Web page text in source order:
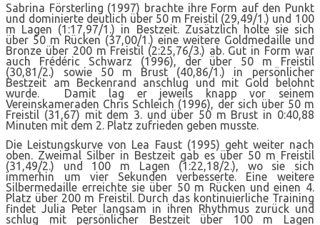
Sabrina Försterling (1997) brachte ihre Form auf den Punkt
und dominierte deutlich über 50 m Freistil (29,49/1.) und 100
m Lagen (1:17,97/1.) in Bestzeit. Zusätzlich holte sie sich
über 50 m Rücken (37,00/1.) eine weitere Goldmedaille und
Bronze über 200 m Freistil (2:25,76/3.) ab. Gut in Form war
auch Frédéric Schwarz (1996), der über 50 m Freistil
(30,81/2.) sowie 50 m Brust (40,86/1.) in persönlicher
Bestzeit am Beckenrand anschlug und mit Gold belohnt
wurde. Damit lag er jeweils knapp vor seinem
Vereinskameraden Chris Schleich (1996), der sich über 50 m
Freistil (31,67) mit dem 3. und über 50 m Brust in 0:40,88
Minuten mit dem 2. Platz zufrieden geben musste.
Die Leistungskurve von Lea Faust (1995) geht weiter nach
oben. Zweimal Silber in Bestzeit gab es über 50 m Freistil
(31,49/2.) und 100 m Lagen (1:22,18/2.), wo sie sich
immerhin um vier Sekunden verbesserte. Eine weitere
Silbermedaille erreichte sie über 50 m Rücken und einen 4.
Platz über 200 m Freistil. Durch das kontinuierliche Training
findet Julia Peter langsam in ihren Rhythmus zurück und
schlug mit persönlicher Bestzeit über 100 m Lagen